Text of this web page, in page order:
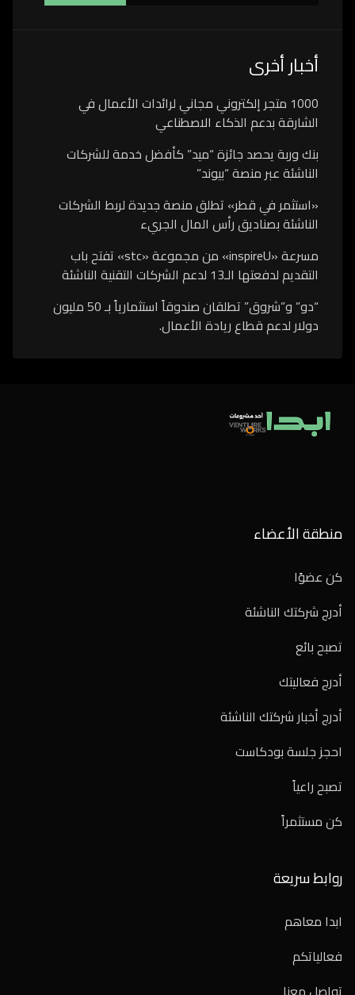
أخبار أخرى
1000 متجر إلكتروني مجاني لرائدات الأعمال في
الشارقة بدعم الذكاء الاصطناعي
بنك وربة يحصد جائزة “ميد” كأفضل خدمة للشركات
الناشئة عبر منصة “بيوند”
«استثمر في قطر» تطلق منصة جديدة لربط الشركات
الناشئة بصناديق رأس المال الجريء
مسرعة «inspireU» من مجموعة «stc» تفتح باب
التقديم لدفعتها الـ13 لدعم الشركات التقنية الناشئة
“دو” و”شروق” تطلقان صندوقاً استثمارياً بـ 50 مليون
دولار لدعم قطاع ريادة الأعمال.
منطقة الأعضاء
كن عضوًا
أدرج شركتك الناشئة
تصبح بائع
أدرج فعاليتك
أدرج أخبار شركتك الناشئة
احجز جلسة بودكاست
تصبح راعياً
كن مستثمراً
روابط سريعة
ابدا معاهم
فعالياتكم